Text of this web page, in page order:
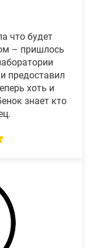
что будет
– пришлось
предоставил
хоть и
знает кто